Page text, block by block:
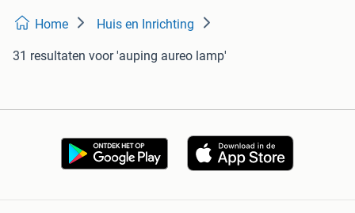
Home Huis en Inrichting
31 resultaten voor 'auping aureo lamp'